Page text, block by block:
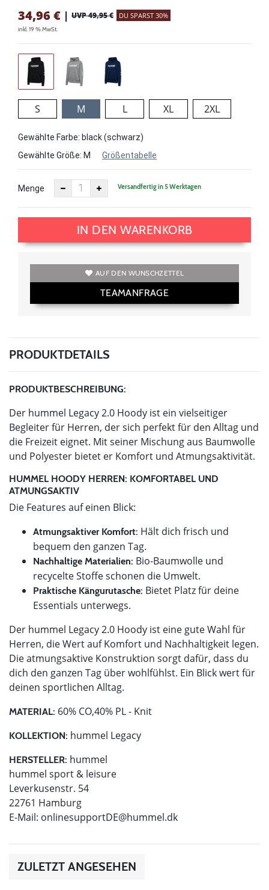
34,96 € | UVP 49,95 € DU SPARST 30%
inkl. 19 % MwSt.
S M L XL 2XL
Gewählte Farbe: black (schwarz)
Gewählte Größe: M Größentabelle
Menge Versandfertig in 5 Werktagen
IN DEN WARENKORB
AUF DEN WUNSCHZETTEL
TEAMANFRAGE
PRODUKTDETAILS
PRODUKTBESCHREIBUNG:
Der hummel Legacy 2.0 Hoody ist ein vielseitiger
Begleiter für Herren, der sich perfekt für den Alltag und
die Freizeit eignet. Mit seiner Mischung aus Baumwolle
und Polyester bietet er Komfort und Atmungsaktivität.
HUMMEL HOODY HERREN: KOMFORTABEL UND
ATMUNGSAKTIV
Die Features auf einen Blick:
Atmungsaktiver Komfort: Hält dich frisch und
bequem den ganzen Tag.
Nachhaltige Materialien: Bio-Baumwolle und
recycelte Stoffe schonen die Umwelt.
Praktische Kängurutasche: Bietet Platz für deine
Essentials unterwegs.
Der hummel Legacy 2.0 Hoody ist eine gute Wahl für
Herren, die Wert auf Komfort und Nachhaltigkeit legen.
Die atmungsaktive Konstruktion sorgt dafür, dass du
dich den ganzen Tag über wohlfühlst. Ein Blick wert für
deinen sportlichen Alltag.
MATERIAL: 60% CO,40% PL - Knit
KOLLEKTION: hummel Legacy
HERSTELLER: hummel
hummel sport & leisure
Leverkusenstr. 54
22761 Hamburg
E-Mail: onlinesupportDE@hummel.dk
ZULETZT ANGESEHEN